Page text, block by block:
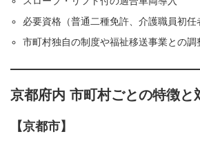
必要資格（普通二種免許、介護職員初
市町村独自の制度や福祉移送事業との調
京都府内 市町村ごとの特徴と
【京都市】